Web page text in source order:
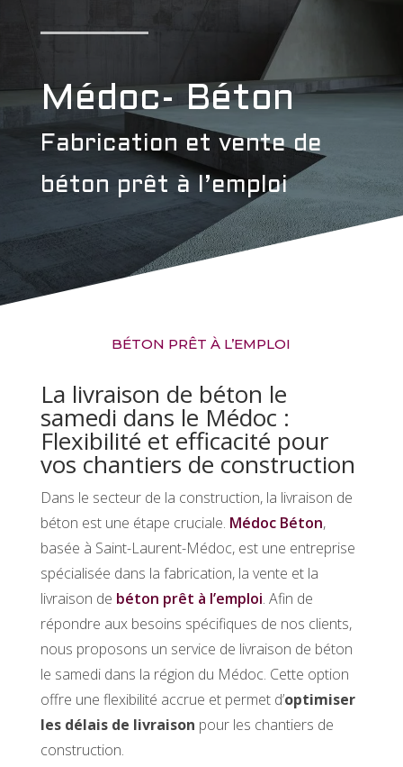
Médoc- Béton
Fabrication et vente de
béton prêt à l’emploi
BÉTON PRÊT À L’EMPLOI
La livraison de béton le
samedi dans le Médoc :
Flexibilité et efficacité pour
vos chantiers de construction
Dans le secteur de la construction, la livraison de
béton est une étape cruciale. Médoc Béton,
basée à Saint-Laurent-Médoc, est une entreprise
spécialisée dans la fabrication, la vente et la
livraison de béton prêt à l’emploi. Afin de
répondre aux besoins spécifiques de nos clients,
nous proposons un service de livraison de béton
le samedi dans la région du Médoc. Cette option
offre une flexibilité accrue et permet d’optimiser
les délais de livraison pour les chantiers de
construction.